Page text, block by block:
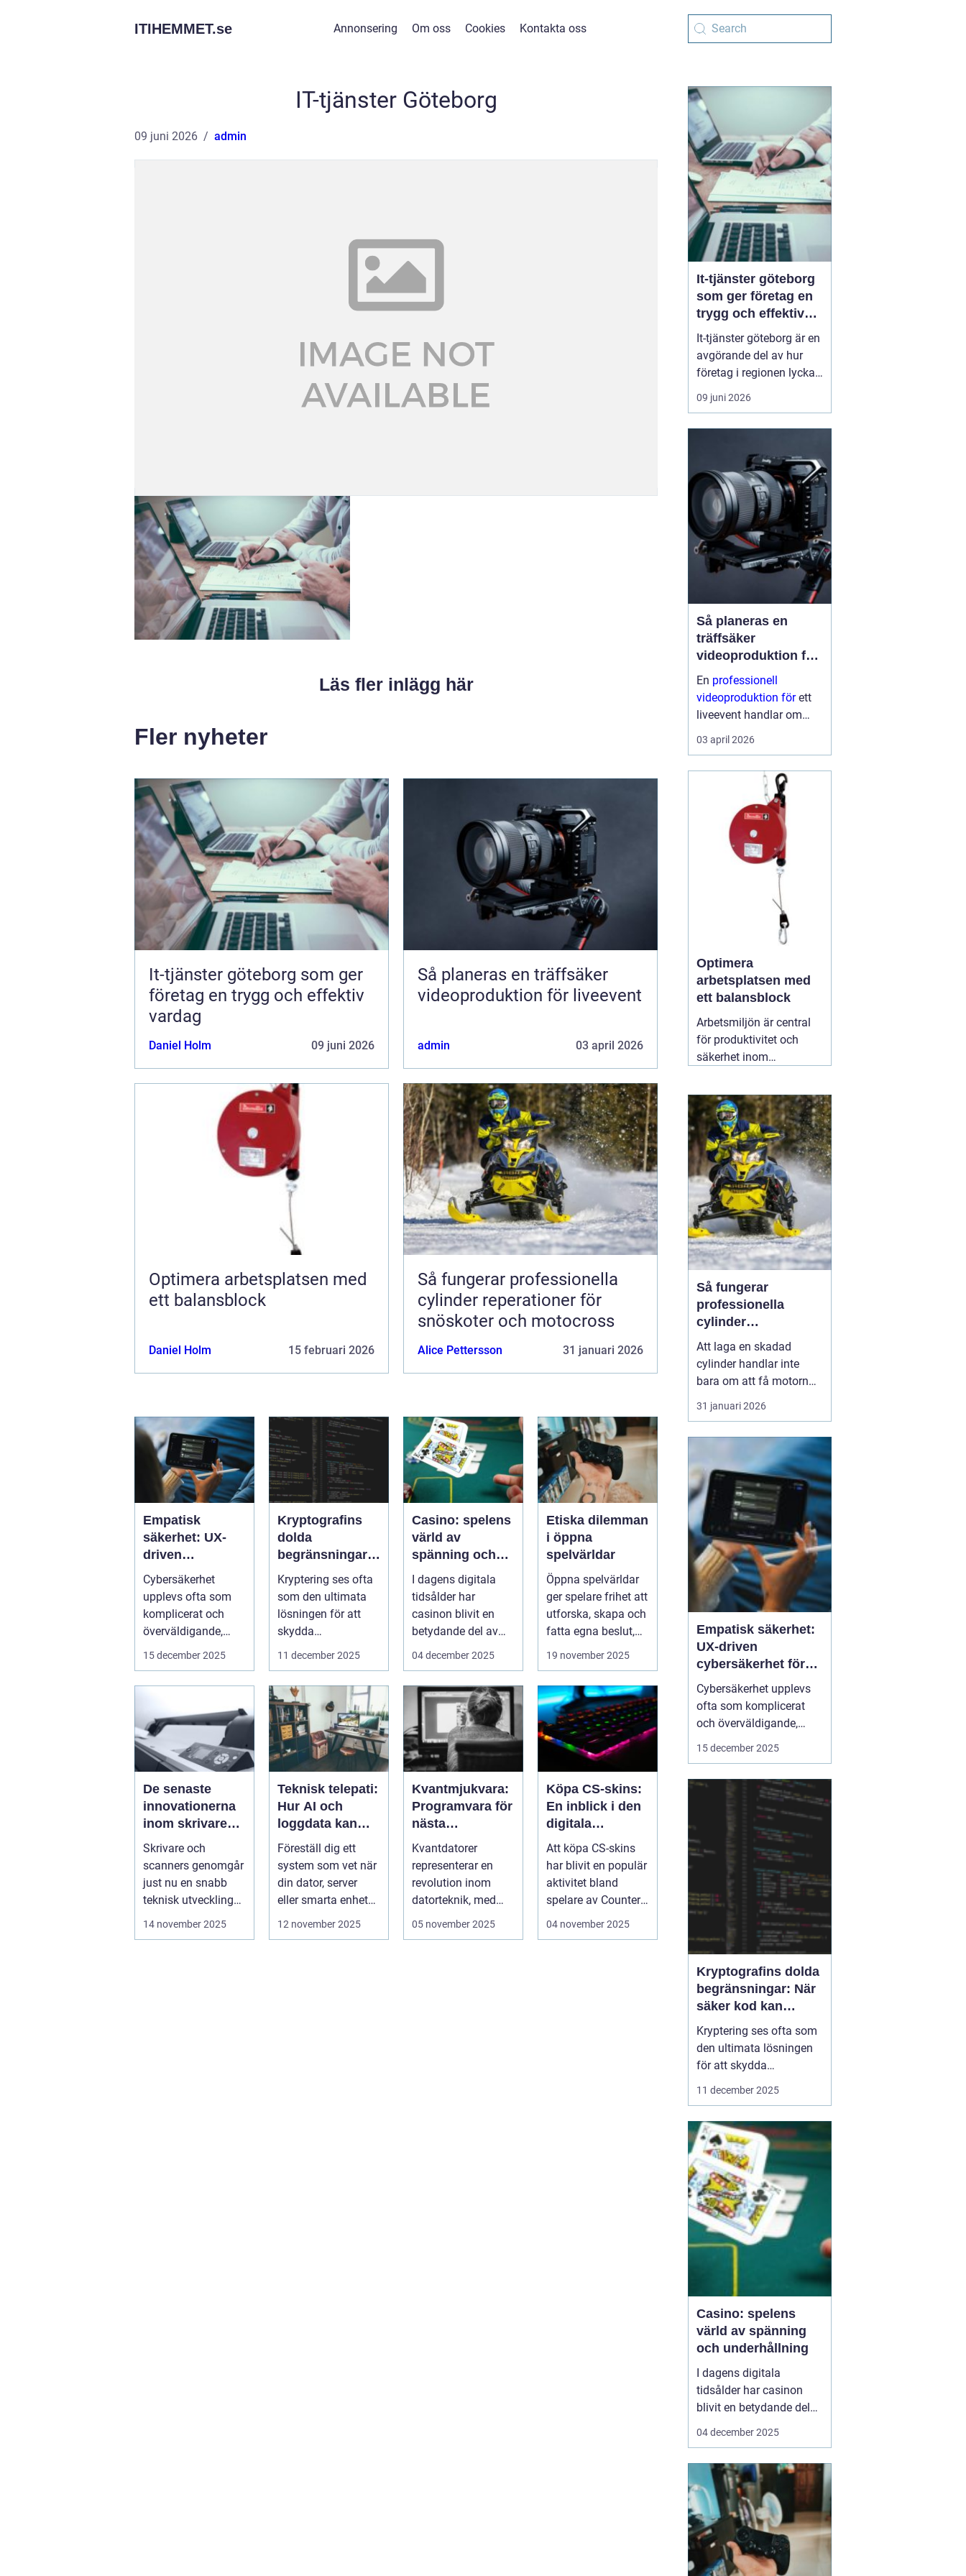
ITIHEMMET.se Annonsering Om oss Cookies Kontakta oss
IT-tjänster Göteborg
09 juni 2026 admin
Läs fler inlägg här
Fler nyheter
It-tjänster göteborg som ger
företag en trygg och effektiv
vardag
Daniel Holm 09 juni 2026
Så planeras en träffsäker
videoproduktion för liveevent
admin 03 april 2026
Optimera arbetsplatsen med
ett balansblock
Daniel Holm 15 februari 2026
Så fungerar professionella
cylinder reperationer för
snöskoter och motocross
Alice Pettersson 31 januari 2026
Empatisk
säkerhet: UX-
driven
cybersäkerhet
för icke-tekniska
användare
Cybersäkerhet
upplevs ofta som
komplicerat och
överväldigande,
särskilt för...
15 december 2025
Kryptografins
dolda
begränsningar:
När säker kod
kan missleda
företag
Kryptering ses ofta
som den ultimata
lösningen för att
skydda
företagsdata, men
11 december 2025
Casino: spelens
värld av
spänning och
underhållning
I dagens digitala
tidsålder har
casinon blivit en
betydande del av
onlineunderhållning
04 december 2025
Etiska dilemman
i öppna
spelvärldar
Öppna spelvärldar
ger spelare frihet att
utforska, skapa och
fatta egna beslut,
men med de...
19 november 2025
De senaste
innovationerna
inom skrivare
och scanners
Skrivare och
scanners genomgår
just nu en snabb
teknisk utveckling
som gör dem mer
14 november 2025
Teknisk telepati:
Hur AI och
loggdata kan
förutsäga fel
innan de händer
Föreställ dig ett
system som vet när
din dator, server
eller smarta enhet
kommer att ...
12 november 2025
Kvantmjukvara:
Programvara för
nästa
generations
Kvantdatorer
representerar en
revolution inom
datorteknik, med
kapacitet att lösa
05 november 2025
Köpa CS-skins:
En inblick i den
digitala
handelsvärlden
Att köpa CS-skins
har blivit en populär
aktivitet bland
spelare av Counter-
Strike: Global ...
04 november 2025
It-tjänster göteborg
som ger företag en
trygg och effektiv
vardag
It-tjänster göteborg är en
avgörande del av hur
företag i regionen lyckas
skapa en säker, stabil
och effektiv digital
blir arbetsdagen
smidigare, personalen
mindre stressad och
kunderna mer nöjda.
Många verks...
09 juni 2026
Så planeras en
träffsäker
videoproduktion för
liveevent
En professionell
videoproduktion förett
liveevent handlar om
långt mer än kameror
och skärmar. Den avgör
talare, artister och
och på distans. När
planeri...
03 april 2026
Optimera
arbetsplatsen med
ett balansblock
Arbetsmiljön är central
för produktivitet och
säkerhet inom
över. För att skapa en
optimal arbetsmiljö är
ergonomi och
hjälpmedel15 februari
2026
Så fungerar
professionella
cylinder
reperationer för
snöskoter och
motocross
Att laga en skadad
cylinder handlar inte
bara om att få motorn
att gå igen. En väl utförd
reparation förlänger
maskinen, ger stabil
prestanda och minskar
kostnaderna över tid.
Många förare upptäcker
först värdet av en bra
cylinder...
31 januari 2026
Empatisk säkerhet:
UX-driven
cybersäkerhet för
icke-tekniska
användare
Cybersäkerhet upplevs
ofta som komplicerat
och överväldigande,
särskilt för användare
säkerhetslösningar
fokuserar på teknik, men
ignorerar hur människor
faktiskt...
15 december 2025
Kryptografins dolda
begränsningar: När
säker kod kan
missleda företag
Kryptering ses ofta som
den ultimata lösningen
för att skydda
företagsdata, men
implementerad eller
missförstådd kryptografi
kan skapa en falsk
känsla av säkerhet som
f...
11 december 2025
Casino: spelens
värld av spänning
och underhållning
I dagens digitala
tidsålder har casinon
blivit en betydande del
av onlineunderhållning.
erbjuder casinovärlden
en oändlig mängd
möjligheter för spelare
att nj...
04 december 2025